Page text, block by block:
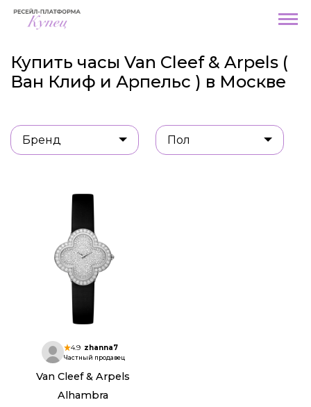
Купить часы Van Cleef & Arpels (
Ван Клиф и Арпельс ) в Москве
Бренд Пол
4.9 zhanna7
Частный продавец
Van Cleef & Arpels
Alhambra